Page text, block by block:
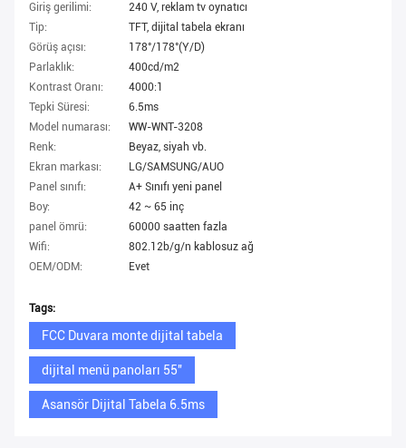
Giriş gerilimi:
240 V, reklam tv oynatıcı
Tip:
TFT, dijital tabela ekranı
Görüş açısı:
178°/178°(Y/D)
Parlaklık:
400cd/m2
Kontrast Oranı:
4000:1
Tepki Süresi:
6.5ms
Model numarası:
WW-WNT-3208
Renk:
Beyaz, siyah vb.
Ekran markası:
LG/SAMSUNG/AUO
Panel sınıfı:
A+ Sınıfı yeni panel
Boy:
42 ~ 65 inç
panel ömrü:
60000 saatten fazla
Wifi:
802.12b/g/n kablosuz ağ
OEM/ODM:
Evet
Tags:
FCC Duvara monte dijital tabela
dijital menü panoları 55''
Asansör Dijital Tabela 6.5ms